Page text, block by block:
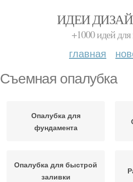
ИДЕИ
+1000 идей
главная
Съемная опалубка
Опалубка для
фундамента
Опалубка для быстрой
заливки